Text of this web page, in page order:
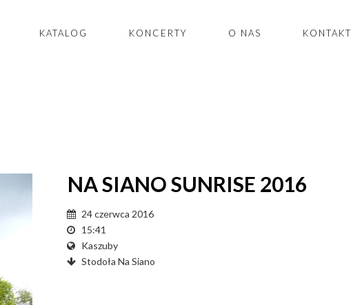
KATALOG KONCERTY O NAS KONTAKT
NA SIANO SUNRISE 2016
24 czerwca 2016
15:41
Kaszuby
Stodoła Na Siano